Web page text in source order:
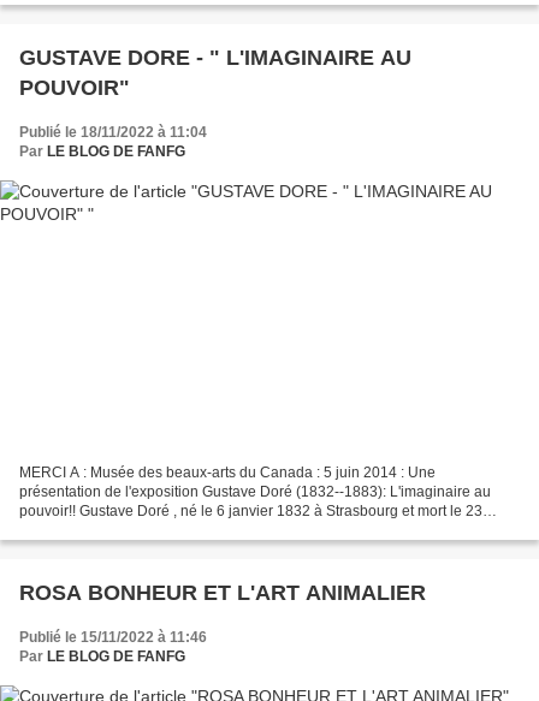
GUSTAVE DORE - " L'IMAGINAIRE AU
POUVOIR"
Publié le 18/11/2022 à 11:04
Par LE BLOG DE FANFG
MERCI A : Musée des beaux-arts du Canada : 5 juin 2014 : Une
présentation de l'exposition Gustave Doré (1832--1883): L'imaginaire au
pouvoir!! Gustave Doré , né le 6 janvier 1832 à Strasbourg et mort le 23
ROSA BONHEUR ET L'ART ANIMALIER
Publié le 15/11/2022 à 11:46
Par LE BLOG DE FANFG